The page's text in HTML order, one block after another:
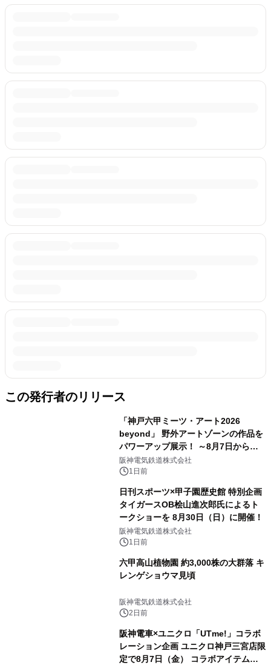
この発行者のリリース
「神戸六甲ミーツ・アート2026
beyond」 野外アートゾーンの作品を
パワーアップ展示！ ～8月7日からは
直前割パスポートを販売～
阪神電気鉄道株式会社
1日前
日刊スポーツ×甲子園歴史館 特別企画
タイガースOB桧山進次郎氏によるト
ークショーを 8月30日（日）に開催！
阪神電気鉄道株式会社
1日前
六甲高山植物園 約3,000株の大群落 キ
レンゲショウマ見頃
阪神電気鉄道株式会社
2日前
阪神電車×ユニクロ「UTme!」コラボ
レーション企画 ユニクロ神戸三宮店限
定で8月7日（金） コラボアイテムが